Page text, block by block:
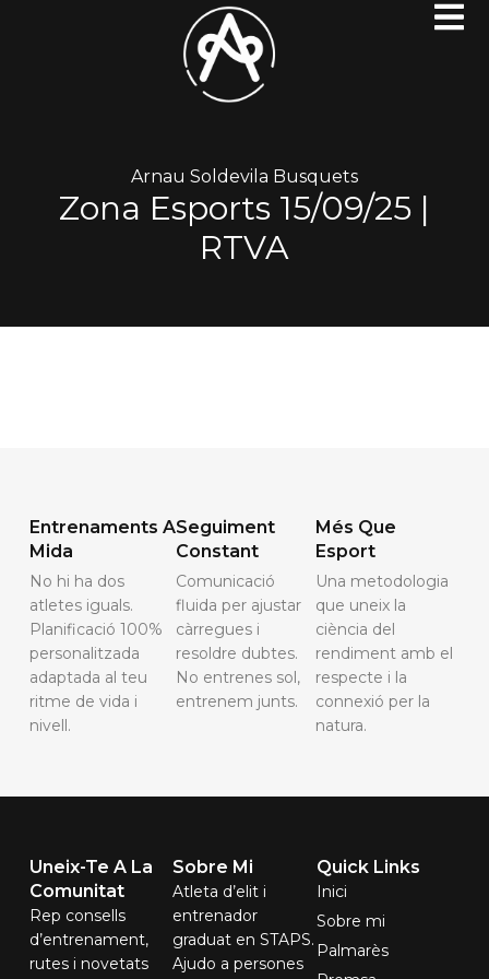
Arnau Soldevila Busquets
Zona Esports 15/09/25 |
RTVA
Entrenaments A
Mida
No hi ha dos
atletes iguals.
Planificació 100%
personalitzada
adaptada al teu
ritme de vida i
nivell.
Seguiment
Constant
Comunicació
fluida per ajustar
càrregues i
resoldre dubtes.
No entrenes sol,
entrenem junts.
Més Que
Esport
Una metodologia
que uneix la
ciència del
rendiment amb el
respecte i la
connexió per la
natura.
Sobre Mi
Atleta d’elit i
entrenador
graduat en STAPS.
Ajudo a persones
Quick Links
Inici
Sobre mi
Palmarès
Uneix-Te A La
Comunitat
Rep consells
d’entrenament,
rutes i novetats